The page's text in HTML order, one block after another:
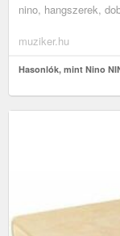
nino, hangszerek,
muziker.hu
Hasonlók, mint Nino